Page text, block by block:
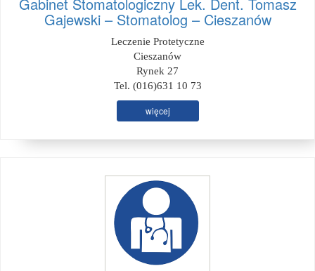
Gajewski – Stomatolog – Cieszanów
Leczenie Protetyczne
Cieszanów
Rynek 27
Tel. (016)631 10 73
więcej